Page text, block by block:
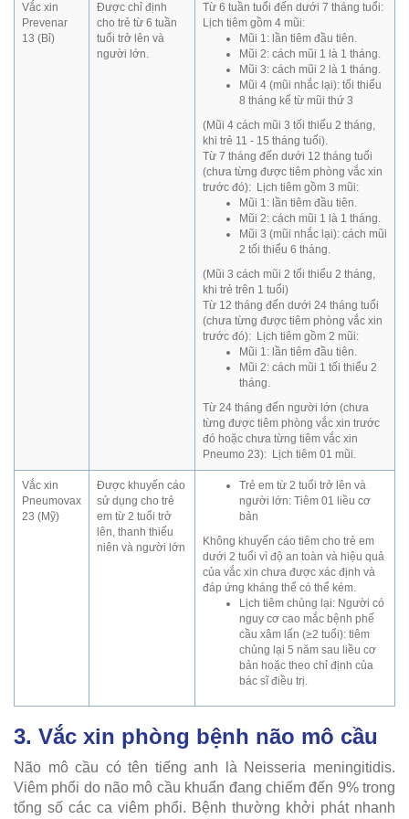
Vắc xin
Prevenar
13 (Bỉ)
Được chỉ định
cho trẻ từ 6 tuần
tuổi trở lên và
người lớn.
Từ 6 tuần tuổi đến dưới 7 tháng tuổi:
Lịch tiêm gồm 4 mũi:
Mũi 1: lần tiêm đầu tiên.
Mũi 2: cách mũi 1 là 1 tháng.
Mũi 3: cách mũi 2 là 1 tháng.
Mũi 4 (mũi nhắc lại): tối thiểu
8 tháng kể từ mũi thứ 3
(Mũi 4 cách mũi 3 tối thiểu 2 tháng,
khi trẻ 11 - 15 tháng tuổi).
Từ 7 tháng đến dưới 12 tháng tuổi
(chưa từng được tiêm phòng vắc xin
trước đó): Lịch tiêm gồm 3 mũi:
Mũi 1: lần tiêm đầu tiên.
Mũi 2: cách mũi 1 là 1 tháng.
Mũi 3 (mũi nhắc lại): cách mũi
2 tối thiểu 6 tháng.
(Mũi 3 cách mũi 2 tối thiểu 2 tháng,
khi trẻ trên 1 tuổi)
Từ 12 tháng đến dưới 24 tháng tuổi
(chưa từng được tiêm phòng vắc xin
trước đó): Lịch tiêm gồm 2 mũi:
Mũi 1: lần tiêm đầu tiên.
Mũi 2: cách mũi 1 tối thiểu 2
tháng.
Từ 24 tháng đến người lớn (chưa
từng được tiêm phòng vắc xin trước
đó hoặc chưa từng tiêm vắc xin
Pneumo 23): Lịch tiêm 01 mũi.
Vắc xin
Pneumovax
23 (Mỹ)
Được khuyến cáo
sử dụng cho trẻ
em từ 2 tuổi trở
lên, thanh thiếu
niên và người lớn
Trẻ em từ 2 tuổi trở lên và
người lớn: Tiêm 01 liều cơ
bản
Không khuyến cáo tiêm cho trẻ em
dưới 2 tuổi vì độ an toàn và hiệu quả
của vắc xin chưa được xác định và
đáp ứng kháng thể có thể kém.
Lịch tiêm chủng lại: Người có
nguy cơ cao mắc bệnh phế
cầu xâm lấn (≥2 tuổi): tiêm
chủng lại 5 năm sau liều cơ
bản hoặc theo chỉ định của
bác sĩ điều trị.
3. Vắc xin phòng bệnh não mô cầu
Não mô cầu có tên tiếng anh là Neisseria meningitidis.
Viêm phổi do não mô cầu khuẩn đang chiếm đến 9% trong
tổng số các ca viêm phổi. Bệnh thường khởi phát nhanh